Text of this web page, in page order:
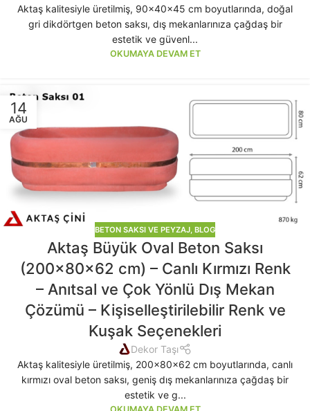
Aktaş kalitesiyle üretilmiş, 90x40x45 cm boyutlarında, doğal
gri dikdörtgen beton saksı, dış mekanlarınıza çağdaş bir
estetik ve güvenl...
OKUMAYA DEVAM ET
14
AĞU
BETON SAKSI VE PEYZAJ BLOG
Aktaş Büyük Oval Beton Saksı
(200x80x62 cm) – Canlı Kırmızı Renk
– Anıtsal ve Çok Yönlü Dış Mekan
Çözümü – Kişiselleştirilebilir Renk ve
Kuşak Seçenekleri
Dekor Taşı
Aktaş kalitesiyle üretilmiş, 200x80x62 cm boyutlarında, canlı
kırmızı oval beton saksı, geniş dış mekanlarınıza çağdaş bir
estetik ve g...